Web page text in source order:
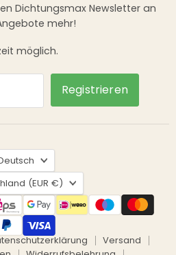
Dichtungsmax Newsletter an
mehr!
möglich.
Registrieren
(EUR €)
Versand